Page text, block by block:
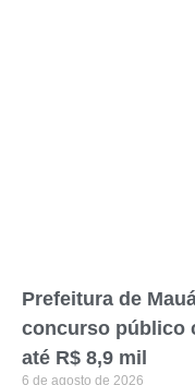
Prefeitura de
concurso público
até R$ 8,9 mil
6 de agosto de 2026